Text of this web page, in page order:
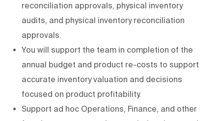
reconciliation approvals, physical inventory
audits, and physical inventory reconciliation
approvals.
You will support the team in completion of the
annual budget and product re-costs to support
accurate inventory valuation and decisions
focused on product profitability.
Support ad hoc Operations, Finance, and other